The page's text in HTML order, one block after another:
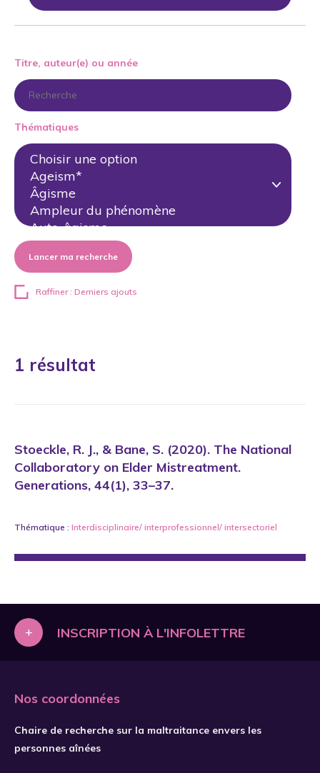
Titre, auteur(e) ou année
Thématiques
Lancer ma recherche
Raffiner : Derniers ajouts
1 résultat
Stoeckle, R. J., & Bane, S. (2020). The National
Collaboratory on Elder Mistreatment.
Generations, 44(1), 33–37.
Thématique : Interdisciplinaire/ interprofessionnel/ intersectoriel
+ INSCRIPTION À L'INFOLETTRE
Nos coordonnées
Chaire de recherche sur la maltraitance envers les
personnes aînées